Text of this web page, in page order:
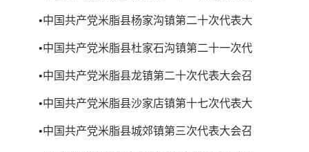
•中国共产党米脂县杨家沟镇第二十次代表大
•中国共产党米脂县杜家石沟镇第二十一次代
•中国共产党米脂县龙镇第二十次代表大会召
•中国共产党米脂县沙家店镇第十七次代表大
•中国共产党米脂县城郊镇第三次代表大会召